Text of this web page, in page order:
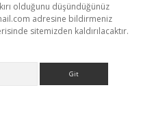
olduğunu düşündüğünüz
adresine bildirmeniz
sitemizden kaldırılacaktır.